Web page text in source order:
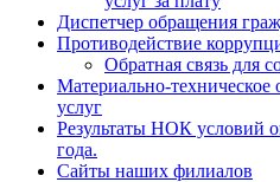
Диспетчер обращения
Противодействие
Обратная связь для
Материально-техническое
услуг
Результаты НОК условий
года.
Сайты наших филиалов